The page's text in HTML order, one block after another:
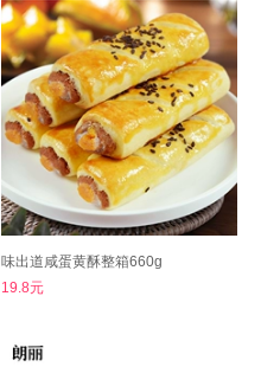
味出道咸蛋黄酥整箱660g
19.8元